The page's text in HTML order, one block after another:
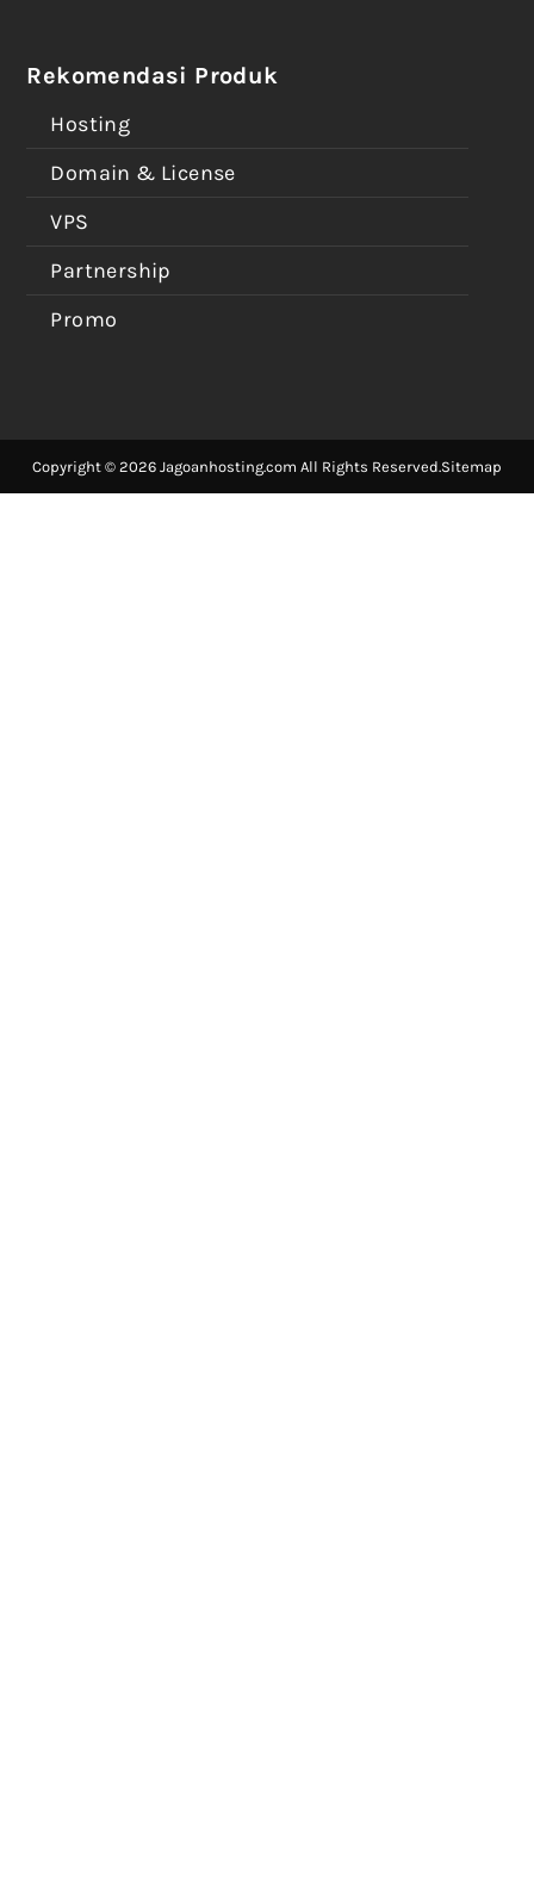
Rekomendasi Produk
Hosting
Domain & License
VPS
Partnership
Promo
Copyright © 2026 Jagoanhosting.com All Rights Reserved.Sitemap